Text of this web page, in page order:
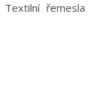
řemesla